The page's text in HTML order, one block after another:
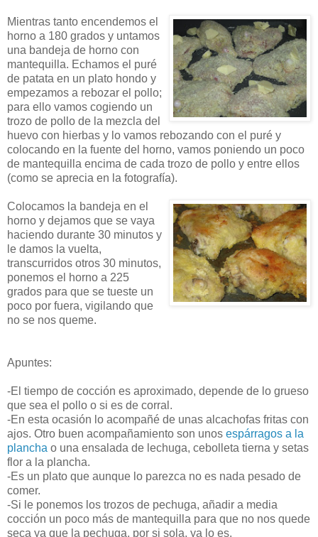
Mientras tanto encendemos el
horno a 180 grados y untamos
una bandeja de horno con
mantequilla. Echamos el puré
de patata en un plato hondo y
empezamos a rebozar el pollo;
para ello vamos cogiendo un
trozo de pollo de la mezcla del
huevo con hierbas y lo vamos rebozando con el puré y
colocando en la fuente del horno, vamos poniendo un poco
de mantequilla encima de cada trozo de pollo y entre ellos
(como se aprecia en la fotografía).
Colocamos la bandeja en el
horno y dejamos que se vaya
haciendo durante 30 minutos y
le damos la vuelta,
transcurridos otros 30 minutos,
ponemos el horno a 225
grados para que se tueste un
poco por fuera, vigilando que
no se nos queme.
Apuntes:
-El tiempo de cocción es aproximado, depende de lo grueso
que sea el pollo o si es de corral.
-En esta ocasión lo acompañé de unas alcachofas fritas con
ajos. Otro buen acompañamiento son unos espárragos a la
plancha o una ensalada de lechuga, cebolleta tierna y setas
flor a la plancha.
-Es un plato que aunque lo parezca no es nada pesado de
comer.
-Si le ponemos los trozos de pechuga, añadir a media
cocción un poco más de mantequilla para que no nos quede
seca ya que la pechuga, por si sola, ya lo es.